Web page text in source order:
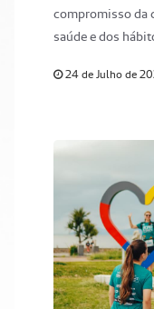
compromisso da
saúde e dos
24 de Julho de